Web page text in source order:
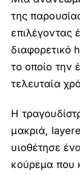
της
επιλέγοντας
διαφορετικό
το οποίο την
τελευταία
Η
μακριά,
υιοθέτησε
κούρεμα που